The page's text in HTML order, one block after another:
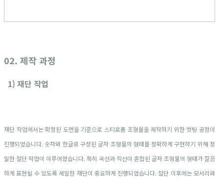
02. 제작 과정
1) 재단 작업
재단 작업에서는 확정된 도면을 기준으로 스티로폼 조형물을 제작하기 위한 컷팅 공정이
진행되었습니다. 숫자와 한글로 구성된 글자 조형물의 형태를 정확하게 구현하기 위해 정
밀한 절단 작업이 이루어졌습니다. 특히 곡선과 직선이 혼합된 글자 조형물의 형태가 깔끔
하게 표현될 수 있도록 세밀한 재단이 중요하게 진행되었습니다. 절단 이후에는 모서리와